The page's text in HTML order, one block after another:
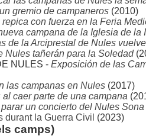
gremio de campaneros (2010)
con fuerza en la Feria
campana de la Iglesia de la
de la Arciprestal de Nules
Nules tañerán para la Soledad
NULES - Exposición de las
las campanas en Nules (2017)
caer parte de una campana
un concierto del Nules Sona
durant la Guerra Civil (2023)
camps)